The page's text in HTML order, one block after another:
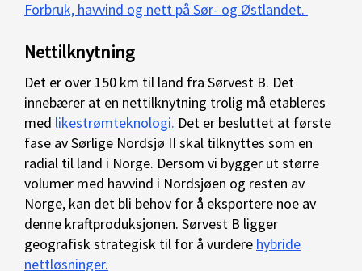
Forbruk, havvind og nett på Sør- og Østlandet.
Nettilknytning
Det er over 150 km til land fra Sørvest B. Det
innebærer at en nettilknytning trolig må etableres
med likestrømteknologi. Det er besluttet at første
fase av Sørlige Nordsjø II skal tilknyttes som en
radial til land i Norge. Dersom vi bygger ut større
volumer med havvind i Nordsjøen og resten av
Norge, kan det bli behov for å eksportere noe av
denne kraftproduksjonen. Sørvest B ligger
geografisk strategisk til for å vurdere hybride
nettløsninger.